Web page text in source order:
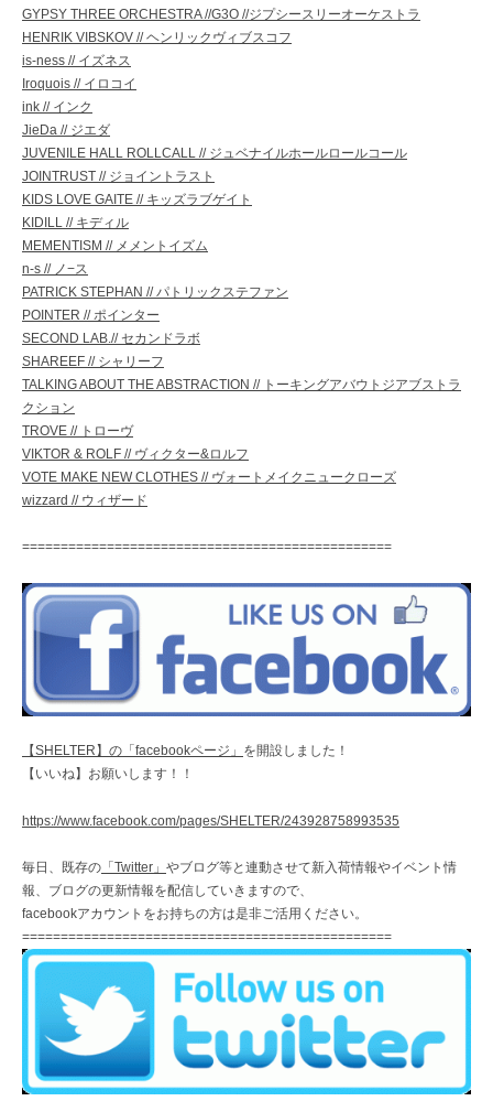
GYPSY THREE ORCHESTRA //G3O //ジプシースリーオーケストラ
HENRIK VIBSKOV // ヘンリックヴィブスコフ
is-ness // イズネス
Iroquois // イロコイ
ink // インク
JieDa // ジエダ
JUVENILE HALL ROLLCALL // ジュベナイルホールロールコール
JOINTRUST // ジョイントラスト
KIDS LOVE GAITE // キッズラブゲイト
KIDILL // キディル
MEMENTISM // メメントイズム
n-s // ノ−ス
PATRICK STEPHAN // パトリックステファン
POINTER // ポインター
SECOND LAB.// セカンドラボ
SHAREEF // シャリーフ
TALKING ABOUT THE ABSTRACTION // トーキングアバウトジアブストラ
クション
TROVE // トローヴ
VIKTOR & ROLF // ヴィクター&ロルフ
VOTE MAKE NEW CLOTHES // ヴォートメイクニュークローズ
wizzard // ウィザード
================================================
【SHELTER】の「facebookページ」 を開設しました！
【いいね】お願いします！！
https://www.facebook.com/pages/SHELTER/243928758993535
毎日、既存の 「Twitter」 やブログ等と連動させて新入荷情報やイベント情
報、ブログの更新情報を配信していきますので、
facebookアカウントをお持ちの方は是非ご活用ください。
================================================